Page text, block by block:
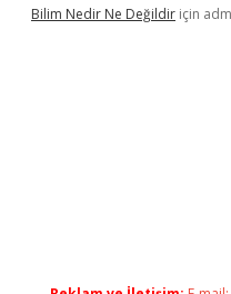
Bilim Nedir Ne Değildir için